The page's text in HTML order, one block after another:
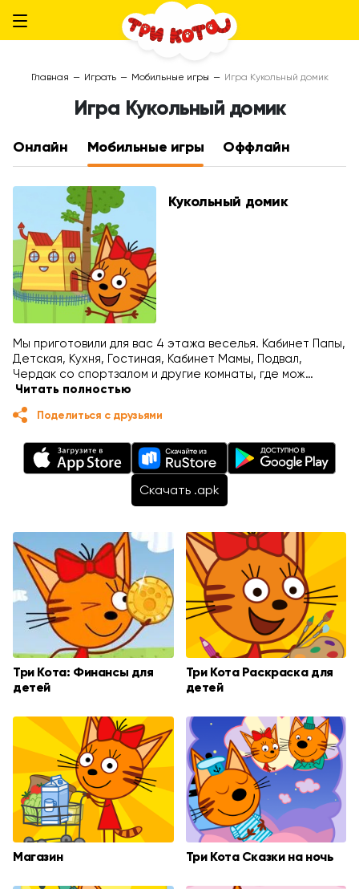
Главная — Играть — Мобильные игры — Игра Кукольный домик
Игра Кукольный домик
Онлайн Мобильные игры Оффлайн
Кукольный домик
Мы приготовили для вас 4 этажа веселья. Кабинет Папы,
Детская, Кухня, Гостиная, Кабинет Мамы, Подвал,
Чердак со спортзалом и другие комнаты, где мож…
Читать полностью
Поделиться с друзьями
Cкачать .apk
Три Кота: Финансы для
детей
Три Кота Раскраска для
детей
Магазин Три Кота Сказки на ночь